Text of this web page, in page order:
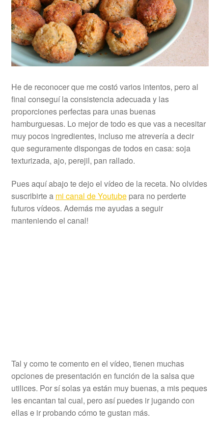
He de reconocer que me costó varios intentos, pero al
final conseguí la consistencia adecuada y las
proporciones perfectas para unas buenas
hamburguesas. Lo mejor de todo es que vas a necesitar
muy pocos ingredientes, incluso me atrevería a decir
que seguramente dispongas de todos en casa: soja
texturizada, ajo, perejil, pan rallado.
Pues aquí abajo te dejo el vídeo de la receta. No olvides
suscribirte a mi canal de Youtubepara no perderte
futuros vídeos. Además me ayudas a seguir
manteniendo el canal!
Tal y como te comento en el vídeo, tienen muchas
opciones de presentación en función de la salsa que
utilices. Por sí solas ya están muy buenas, a mis peques
les encantan tal cual, pero así puedes ir jugando con
ellas e ir probando cómo te gustan más.